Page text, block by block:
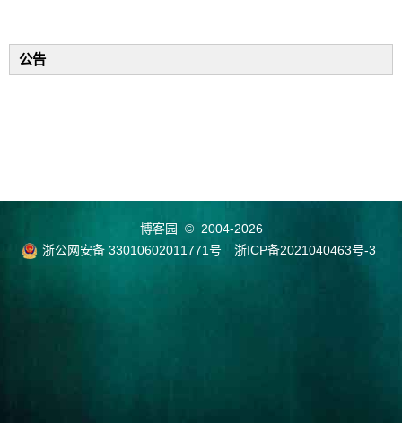
公告
博客园
© 2004-2026
浙公网安备 33010602011771号
浙ICP备2021040463号-3